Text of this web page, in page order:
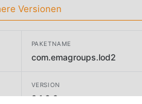
Versionen
PAKETNAME
com.emagroups.lod2
VERSION
9.1.6.6